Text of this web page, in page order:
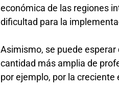
económica de las regiones
dificultad para la
Asimismo, se puede
cantidad más amplia de
por ejemplo, por la